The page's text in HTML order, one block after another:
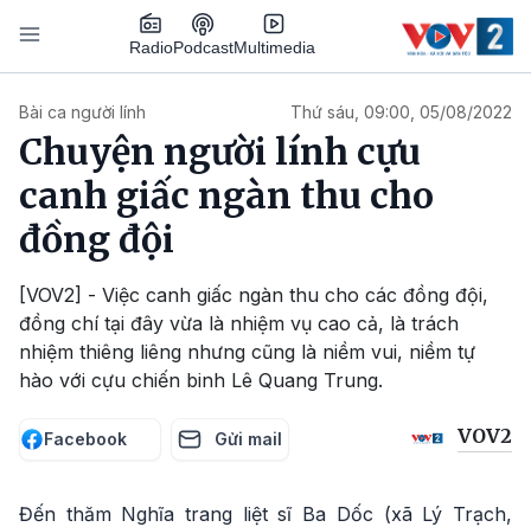
Nhảy đến nội dung
RadioPodcastMultimedia
Bài ca người lính Thứ sáu, 09:00, 05/08/2022
Chuyện người lính cựu
canh giấc ngàn thu cho
đồng đội
[VOV2] - Việc canh giấc ngàn thu cho các đồng đội,
đồng chí tại đây vừa là nhiệm vụ cao cả, là trách
nhiệm thiêng liêng nhưng cũng là niềm vui, niềm tự
hào với cựu chiến binh Lê Quang Trung.
Facebook Gửi mail VOV2
Đến thăm Nghĩa trang liệt sĩ Ba Dốc (xã Lý Trạch,